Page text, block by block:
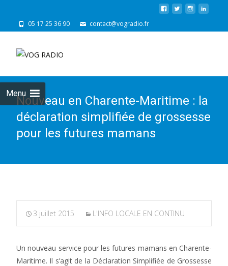
05 17 25 36 90 contact@vogradio.fr
Menu
Nouveau en Charente-Maritime : la
déclaration simplifiée de grossesse
pour les futures mamans
3 juillet 2015 L'INFO LOCALE EN CONTINU
Un nouveau service pour les futures mamans en Charente-
Maritime. Il s’agit de la Déclaration Simplifiée de Grossesse